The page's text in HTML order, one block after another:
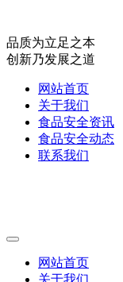
品质为立足之本
创新乃发展之道
网站首页
关于我们
食品安全资讯
食品安全动态
联系我们
网站首页
关于我们